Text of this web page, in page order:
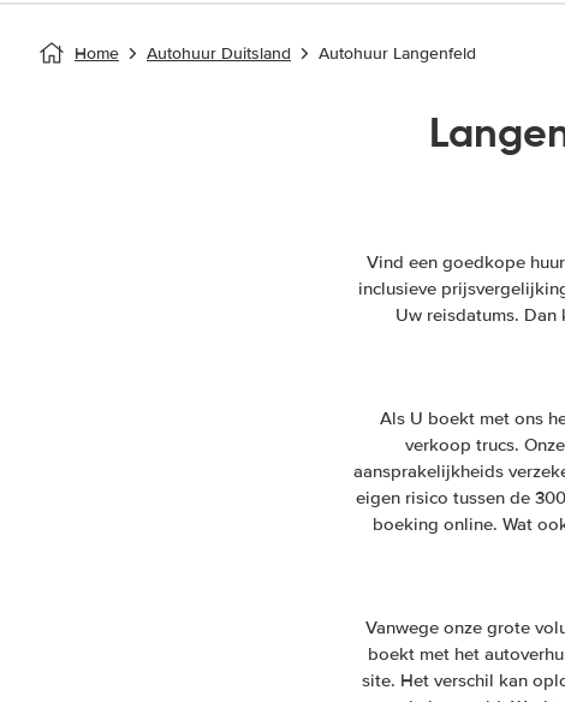
Home Autohuur Duitsland Autohuur Langenfeld
Vind een goedkope
inclusieve
Uw reisdatums.
Als U boekt met ons
verkoop trucs.
aansprakelijkheids
eigen risico tussen de
boeking online. Wat
Vanwege onze grote
boekt met het
site. Het verschil kan